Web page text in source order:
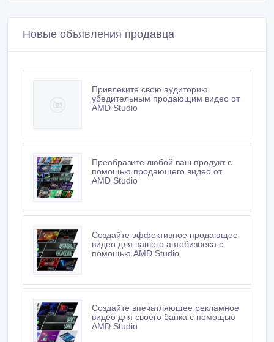
Новые объявления продавца
Привлеките свою аудиторию
убедительным продающим видео от
AMD Studio
Преобразите любой ваш продукт с
помощью продающего видео от
AMD Studio
Создайте эффективное продающее
видео для вашего автобизнеса с
помощью AMD Studio
Создайте впечатляющее рекламное
видео для своего банка с помощью
AMD Studio